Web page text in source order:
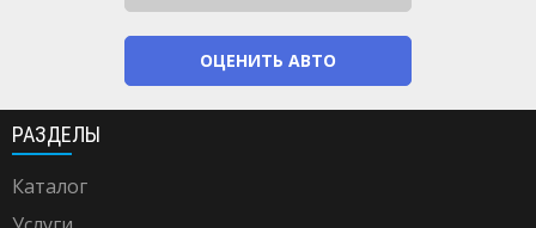
ОЦЕНИТЬ АВТО
РАЗДЕЛЫ
Каталог